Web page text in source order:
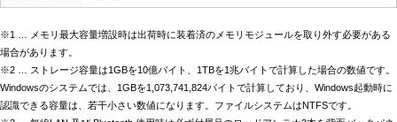
※1 … メモリ最大容量増設時は出荷時に装着済のメモリモジュールを取り外す必要がある
場合があります。
※2 … ストレージ容量は1GBを10億バイト、1TBを1兆バイトで計算した場合の数値です。
Windowsのシステムでは、1GBを1,073,741,824バイトで計算しており、Windows起動時に
認識できる容量は、若干小さい数値になります。ファイルシステムはNTFSです。